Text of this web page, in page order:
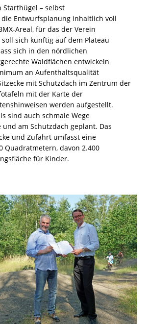
– selbst
Entwurfsplanung inhaltlich voll
Areal, für das der Verein
sich künftig auf dem Plateau
sich in den nördlichen
Waldflächen entwickeln
an Aufenthaltsqualität
mit Schutzdach im Zentrum der
mit der Karte der
werden aufgestellt.
sind auch schmale Wege
am Schutzdach geplant. Das
und Zufahrt umfasst eine
Quadratmetern, davon 2.400
für Kinder.